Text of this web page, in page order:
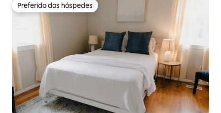
Preferido dos hóspedes
Preferido dos hóspedes